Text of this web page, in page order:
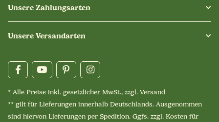
Unsere Zahlungsarten
Unsere Versandarten
* Alle Preise inkl. gesetzlicher MwSt., zzgl. Versand
** gilt für Lieferungen innerhalb Deutschlands. Ausgenommen
sind hiervon Lieferungen per Spedition. Ggfs. zzgl. Kosten für